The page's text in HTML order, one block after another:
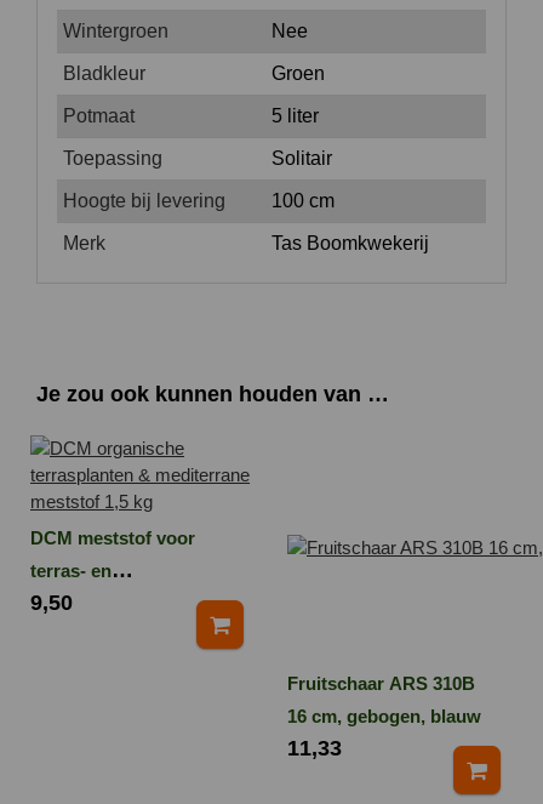
Wintergroen Nee
Bladkleur Groen
Potmaat 5 liter
Toepassing Solitair
Hoogte bij levering 100 cm
Merk Tas Boomkwekerij
Je zou ook kunnen houden van …
DCM meststof voor
terras- en
mediterraneplanten
9,50
Fruitschaar ARS 310B
16 cm, gebogen, blauw
11,33